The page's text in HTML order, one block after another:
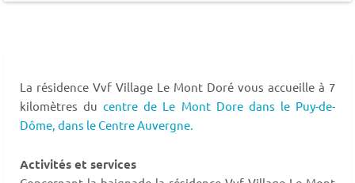
La résidence Vvf Village Le Mont Doré vous accueille à 7
kilomètres ducentre de Le Mont Dore dans le Puy-de-
Dôme, dans le Centre Auvergne.
Activités et services